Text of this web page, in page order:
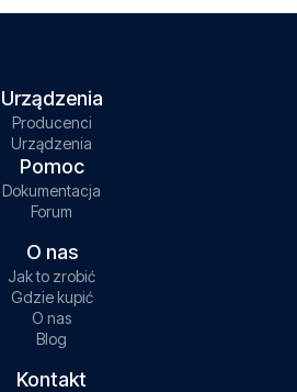
Urządzenia
Producenci
Urządzenia
Pomoc
Dokumentacja
Forum
O nas
Jak to zrobić
Gdzie kupić
O nas
Blog
Kontakt